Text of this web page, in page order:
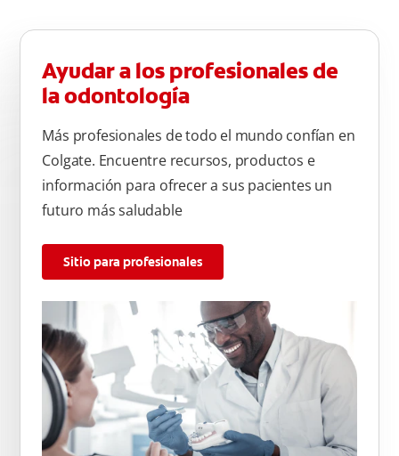
Ayudar a los profesionales de
la odontología
Más profesionales de todo el mundo confían en
Colgate. Encuentre recursos, productos e
información para ofrecer a sus pacientes un
futuro más saludable
Sitio para profesionales